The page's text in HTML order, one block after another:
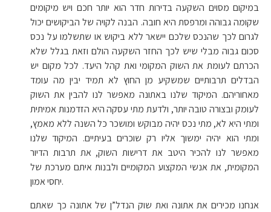
במיקום מסוים השקעה בדירות חדר הוא יותר חכם ויש מיקומים
שקומה גבוהה ומרפסת היא חובה. הבנה לקויה של הביקושים יכול
לגרום לכך שהנכס שלכם יישאר ללא ביקוש או שתשלמו על נכס
סכום גבוה מבלי שיש לכך החזר השקעה הולם וזאת בגלל שלא
הכרתם לעומת את השוק המקומי ואת קהל היעד. לכל מקום יש
הבדלים תרבותיים שמשקיע מן החוץ לא תמיד יבין מה עומד
מאחוריהם. המיקוד שלנו באתונה מאפשר לנו להבין את השוק
לעומק ובצורה טובה יותר, ולדעת מתי עסקה היא הזדמנות אמיתית
ומתי היא לא, מתי נכס יהיה מבוקש ומושכר כל השנה ללא מאמץ,
ומתי הוא יהיה ימשוך אליו רק שוכרים בעיתיים. המיקוד שלנו
מאפשר לנו להכיר היטב את דרישות השוק, את תרבות הדיור
המקומית, את אנשי המקצוע המקומיים ולבנות איתם מערכת של
יחסי אמון.
אנחנו מכירים את אתונה ואת שוק הנדל”ן של אתונה כך שאתם